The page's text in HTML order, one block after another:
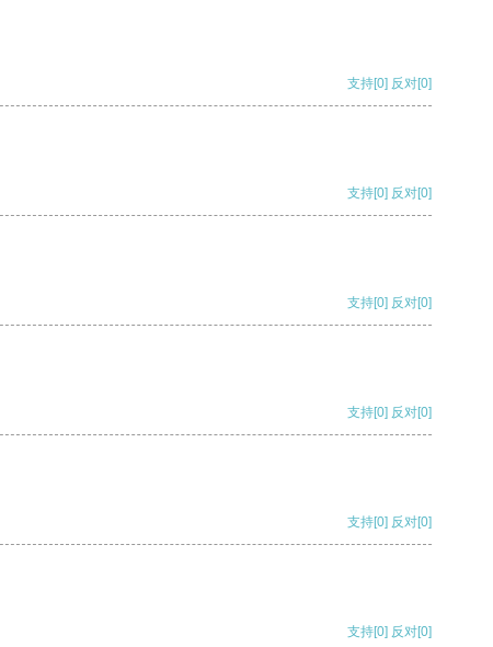
支持[0] 反对[0]
支持[0] 反对[0]
支持[0] 反对[0]
支持[0] 反对[0]
支持[0] 反对[0]
支持[0] 反对[0]